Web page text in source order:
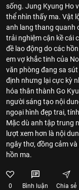
sống. Jung Kyung Ho
thể nhìn thấy ma. Vật
anh lang thang quanh
trải nghiệm cận kề cái
đề lao động do các
em vợ khắc tinh của
văn phòng đang sa
định nhưng lại cực kỳ
hóa thân thành Go
người sáng tạo nội
ngoại hình đẹp trai,
Mặc dù anh tập trung
lượt xem hơn là nội
ngây thơ, đồng cảm
hồn ma.
0 Bình luận Chia sẻ